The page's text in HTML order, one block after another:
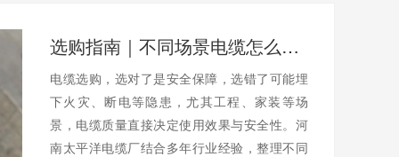
选购指南｜不同场景电缆怎么选？避开陷阱不踩坑
电缆选购，选对了是安全保障，选错了可能埋
下火灾、断电等隐患，尤其工程、家装等场
景，电缆质量直接决定使用效果与安全性。河
南太平洋电缆厂结合多年行业经验，整理不同